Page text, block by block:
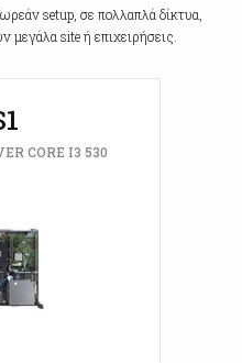
setup, σε πολλαπλά δίκτυα,
μεγάλα site ή επιχειρήσεις.
CORE I3 530